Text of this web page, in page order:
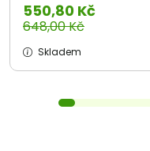
550,80 Kč
648,00 Kč
Skladem